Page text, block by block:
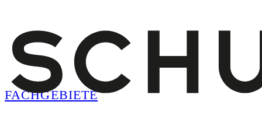
FACHGEBIETE